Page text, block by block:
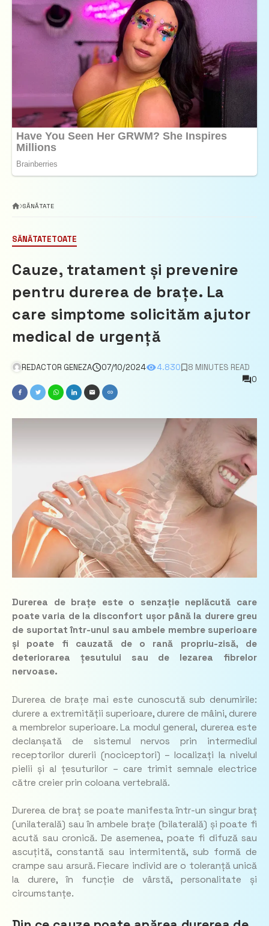
SĂNĂTATE
SĂNĂTATETOATE
Cauze, tratament și prevenire
pentru durerea de brațe. La
care simptome solicităm ajutor
medical de urgență
REDACTOR GENEZA 07/10/2024 4.830
8 MINUTES READ
0
Durerea de brațe este o senzație neplăcută care
poate varia de la disconfort ușor până la durere greu
de suportat într-unul sau ambele membre superioare
și poate fi cauzată de o rană propriu-zisă, de
deteriorarea țesutului sau de lezarea fibrelor
nervoase.
Durerea de brațe mai este cunoscută sub denumirile:
durere a extremității superioare, durere de mâini, durere
a membrelor superioare. La modul general, durerea este
declanșată de sistemul nervos prin intermediul
receptorilor durerii (nociceptori) – localizați la nivelul
pielii și al țesuturilor – care trimit semnale electrice
către creier prin coloana vertebrală.
Durerea de braț se poate manifesta într-un singur braț
(unilaterală) sau în ambele brațe (bilaterală) și poate fi
acută sau cronică. De asemenea, poate fi difuză sau
ascuțită, constantă sau intermitentă, sub formă de
crampe sau arsură. Fiecare individ are o toleranță unică
la durere, în funcție de vârstă, personalitate și
circumstanțe.